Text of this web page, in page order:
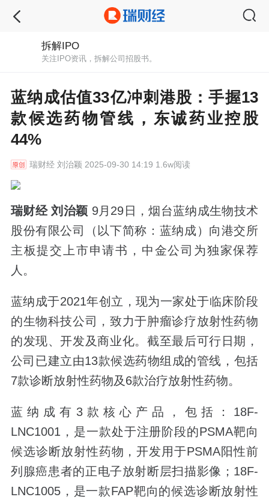
拆解IPO
关注IPO资讯，拆解公司招股书。
蓝纳成估值33亿冲刺港股：手握13
款候选药物管线，东诚药业控股
44%
瑞财经刘治颖 2025-09-30 14:19 1.6w阅读
瑞财经 刘治颖 9月29日，烟台蓝纳成生物技术
股份有限公司（以下简称：蓝纳成）向港交所
主板提交上市申请书，中金公司为独家保荐
人。
蓝纳成于2021年创立，现为一家处于临床阶段
的生物科技公司，致力于肿瘤诊疗放射性药物
的发现、开发及商业化。截至最后可行日期，
公司已建立由13款候选药物组成的管线，包括
7款诊断放射性药物及6款治疗放射性药物。
蓝纳成有3款核心产品，包括：18F-
LNC1001，是一款处于注册阶段的PSMA靶向
候选诊断放射性药物，开发用于PSMA阳性前
列腺癌患者的正电子放射断层扫描影像；18F-
LNC1005，是一款FAP靶向的候选诊断放射性